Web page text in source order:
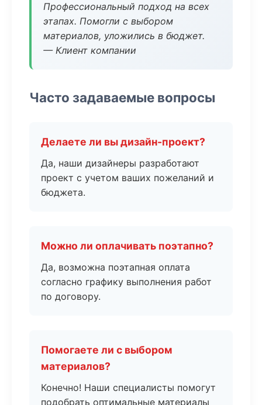
Профессиональный подход на всех
этапах. Помогли с выбором
материалов, уложились в бюджет.
— Клиент компании
Часто задаваемые вопросы
Делаете ли вы дизайн-проект?
Да, наши дизайнеры разработают
проект с учетом ваших пожеланий и
бюджета.
Можно ли оплачивать поэтапно?
Да, возможна поэтапная оплата
согласно графику выполнения работ
по договору.
Помогаете ли с выбором
материалов?
Конечно! Наши специалисты помогут
подобрать оптимальные материалы